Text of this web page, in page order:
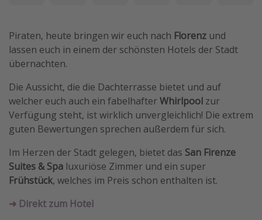
Weitere Themen
Reise Journal
Familienurlaub in der Türkei
Rundreisen in Thailand
Bahnreisen in der Schweiz
Reisepassfreie Reiseziele
Travel Know How
Silvesterreisen
Piraten, heute bringen wir euch nach Florenz und
lassen euch in einem der schönsten Hotels der Stadt
übernachten.
Die Aussicht, die die Dachterrasse bietet und auf
welcher euch auch ein fabelhafterWhirlpool zur
Verfügung steht, ist wirklich unvergleichlich! Die extrem
guten Bewertungen sprechen außerdem für sich.
Im Herzen der Stadt gelegen, bietet das San Firenze
Suites & Spa luxuriöse Zimmer und ein super
Frühstück, welches im Preis schon enthalten ist.
➜ Direkt zum Hotel